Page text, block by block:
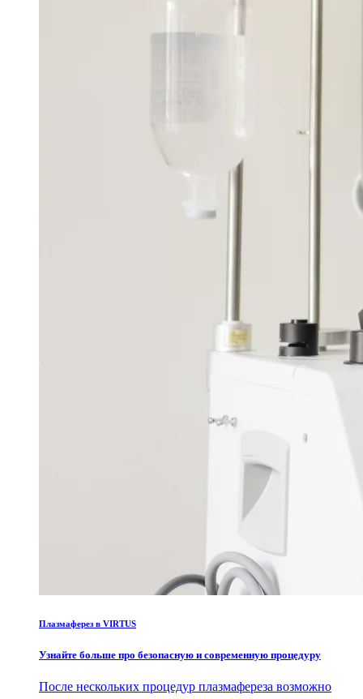
Плазмаферез в VIRTUS
Узнайте больше про безопасную и современную процедуру
После нескольких процедур плазмафереза возможно